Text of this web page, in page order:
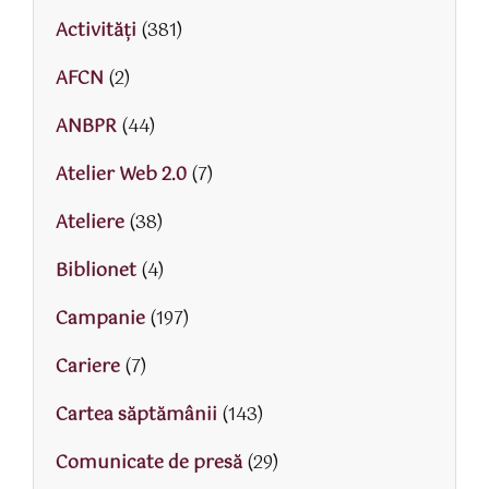
Activităţi (381)
AFCN (2)
ANBPR(44)
Atelier Web 2.0(7)
Ateliere(38)
Biblionet(4)
Campanie(197)
Cariere(7)
Cartea săptămânii (143)
Comunicate de presă(29)